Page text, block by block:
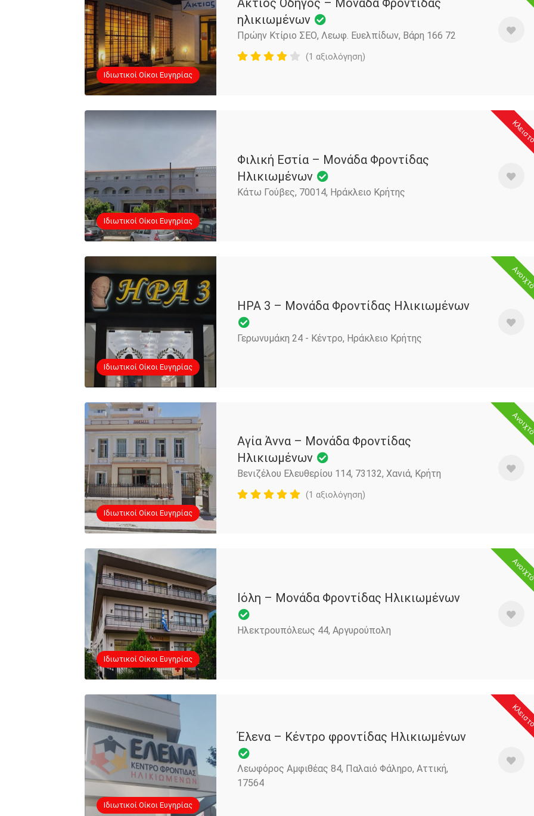
Iδιωτικοί Οίκοι Ευγηρίας
ηλικιωμένων
Πρώην Κτίριο ΣΕΟ, Λεωφ. Ευελπίδων, Βάρη 166 72
(1 αξιολόγηση)
Iδιωτικοί Οίκοι Ευγηρίας
Φιλική Εστία – Μονάδα Φροντίδας
Ηλικιωμένων
Κάτω Γούβες, 70014, Ηράκλειο Κρήτης
Iδιωτικοί Οίκοι Ευγηρίας
ΗΡΑ 3 – Μονάδα Φροντίδας Ηλικιωμένων
Γερωνυμάκη 24 - Κέντρο, Ηράκλειο Κρήτης
Iδιωτικοί Οίκοι Ευγηρίας
Αγία Άννα – Μονάδα Φροντίδας
Ηλικιωμένων
Βενιζέλου Ελευθερίου 114, 73132, Χανιά, Κρήτη
(1 αξιολόγηση)
Iδιωτικοί Οίκοι Ευγηρίας
Ιόλη – Μονάδα Φροντίδας Ηλικιωμένων
Ηλεκτρουπόλεως 44, Αργυρούπολη
Iδιωτικοί Οίκοι Ευγηρίας
Έλενα – Κέντρο φροντίδας Ηλικιωμένων
Λεωφόρος Αμφιθέας 84, Παλαιό Φάληρο, Αττική,
17564